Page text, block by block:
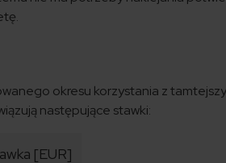
okresu korzystania z
następujące stawki:
[EUR]